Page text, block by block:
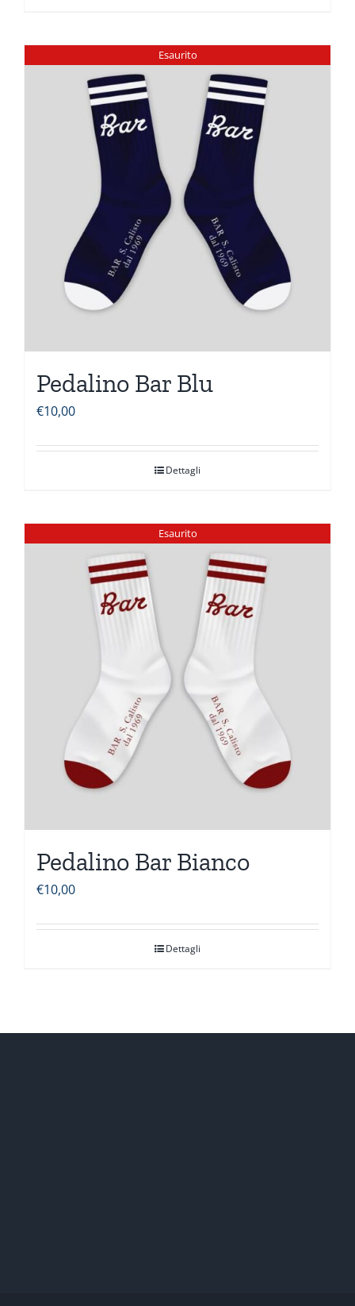
Esaurito
Pedalino Bar Blu
€10,00
Dettagli
Esaurito
Pedalino Bar Bianco
€10,00
Dettagli